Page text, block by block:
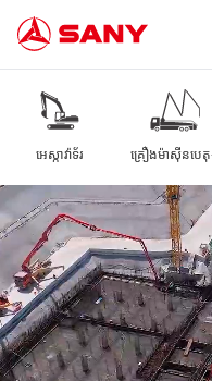
ឧបករណ៍ឧស្សាហកម្ម និងសំណង់ | អេស្កាវ៉ាទ័រ & សត្វ
អេស្កាវ៉ាទ័រ គ្រឿងម៉ាស៊ីនបេ